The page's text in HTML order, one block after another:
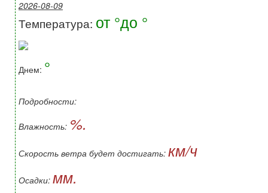
2026-08-09
Температура: от °до °
Днем: °
Подробности:
Влажность: %.
Скорость ветра будет достигать: км/ч
Осадки: мм.